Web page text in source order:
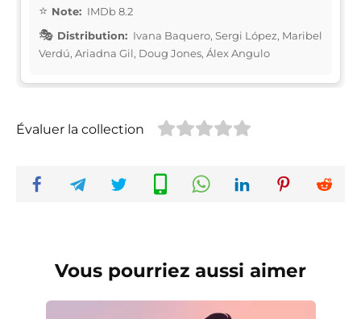
Note: IMDb 8.2
Distribution: Ivana Baquero, Sergi López, Maribel
Verdú, Ariadna Gil, Doug Jones, Álex Angulo
Évaluer la collection
Vous pourriez aussi aimer